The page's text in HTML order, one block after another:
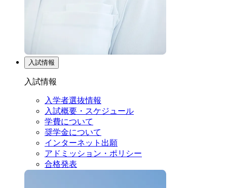
入試情報
入試情報
入学者選抜情報
入試概要・スケジュール
学費について
奨学金について
インターネット出願
アドミッション・ポリシー
合格発表